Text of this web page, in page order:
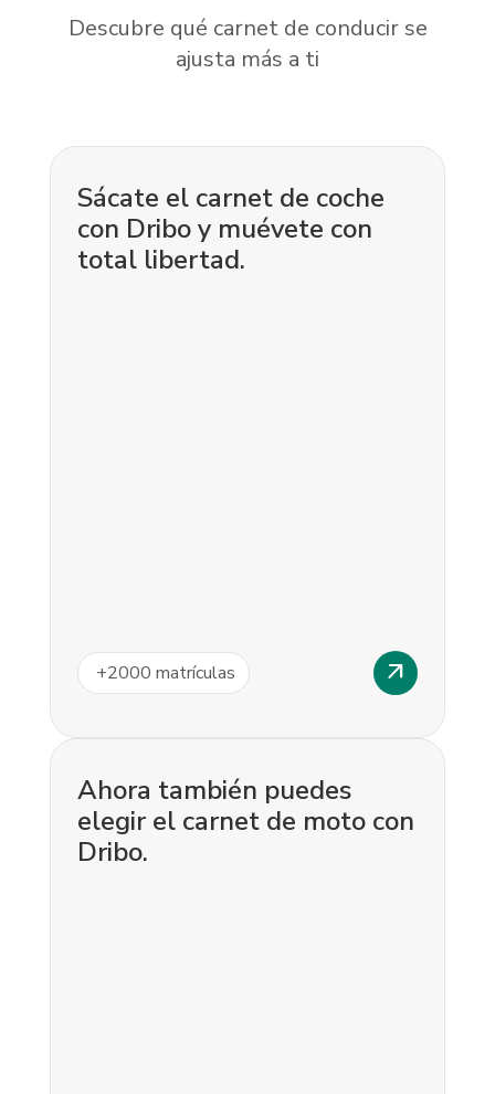
Descubre qué carnet de conducir se
ajusta más a ti
Sácate el carnet de coche
con Dribo y muévete con
total libertad.
+2000 matrículas arrow_outward
Ahora también puedes
elegir el carnet de moto con
Dribo.